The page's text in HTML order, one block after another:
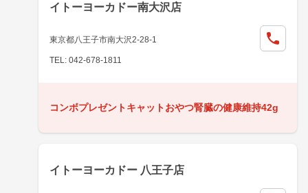
イトーヨーカドー南大沢店
東京都八王子市南大沢2-28-1
TEL: 042-678-1811
コンボプレゼントキャットおやつ腎臓の健康維持42g
イトーヨーカドー 八王子店